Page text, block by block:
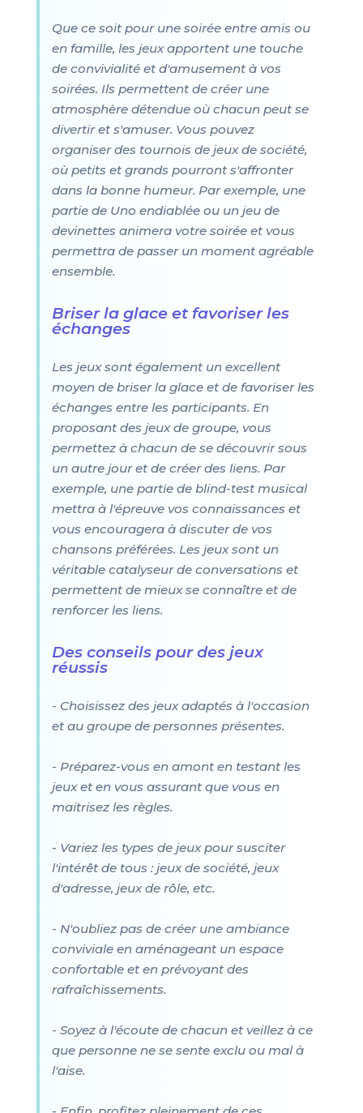
Que ce soit pour une soirée entre amis ou
en famille, les jeux apportent une touche
de convivialité et d'amusement à vos
soirées. Ils permettent de créer une
atmosphère détendue où chacun peut se
divertir et s'amuser. Vous pouvez
organiser des tournois de jeux de société,
où petits et grands pourront s'affronter
dans la bonne humeur. Par exemple, une
partie de Uno endiablée ou un jeu de
devinettes animera votre soirée et vous
permettra de passer un moment agréable
ensemble.
Briser la glace et favoriser les
échanges
Les jeux sont également un excellent
moyen de briser la glace et de favoriser les
échanges entre les participants. En
proposant des jeux de groupe, vous
permettez à chacun de se découvrir sous
un autre jour et de créer des liens. Par
exemple, une partie de blind-test musical
mettra à l'épreuve vos connaissances et
vous encouragera à discuter de vos
chansons préférées. Les jeux sont un
véritable catalyseur de conversations et
permettent de mieux se connaître et de
renforcer les liens.
Des conseils pour des jeux
réussis
- Choisissez des jeux adaptés à l'occasion
et au groupe de personnes présentes.
- Préparez-vous en amont en testant les
jeux et en vous assurant que vous en
maitrisez les règles.
- Variez les types de jeux pour susciter
l'intérêt de tous : jeux de société, jeux
d'adresse, jeux de rôle, etc.
- N'oubliez pas de créer une ambiance
conviviale en aménageant un espace
confortable et en prévoyant des
rafraîchissements.
- Soyez à l'écoute de chacun et veillez à ce
que personne ne se sente exclu ou mal à
l'aise.